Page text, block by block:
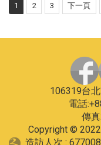
1 2 3 下一頁
106319台
電話
傳
Copyright ©
造訪人次 :